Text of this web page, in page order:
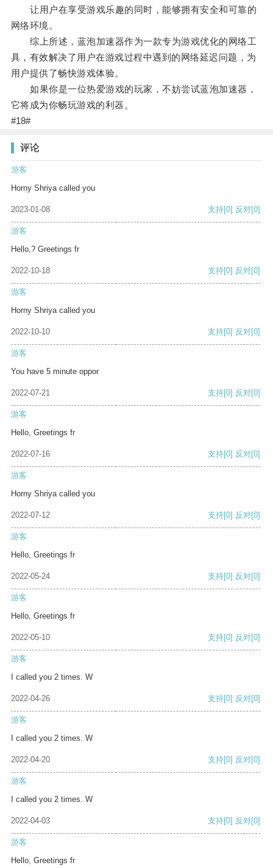
让用户在享受游戏乐趣的同时，能够拥有安全和可靠的
网络环境。
综上所述，蓝泡加速器作为一款专为游戏优化的网络工
具，有效解决了用户在游戏过程中遇到的网络延迟问题，为
用户提供了畅快游戏体验。
如果你是一位热爱游戏的玩家，不妨尝试蓝泡加速器，
它将成为你畅玩游戏的利器。
#18#
评论
游客
Horny Shriya called you
2023-01-08 支持[0] 反对[0]
游客
Hello,? Greetings fr
2022-10-18 支持[0] 反对[0]
游客
Horny Shriya called you
2022-10-10 支持[0] 反对[0]
游客
You have 5 minute oppor
2022-07-21 支持[0] 反对[0]
游客
Hello, Greetings fr
2022-07-16 支持[0] 反对[0]
游客
Horny Shriya called you
2022-07-12 支持[0] 反对[0]
游客
Hello, Greetings fr
2022-05-24 支持[0] 反对[0]
游客
Hello, Greetings fr
2022-05-10 支持[0] 反对[0]
游客
I called you 2 times. W
2022-04-26 支持[0] 反对[0]
游客
I called you 2 times. W
2022-04-20 支持[0] 反对[0]
游客
I called you 2 times. W
2022-04-03 支持[0] 反对[0]
游客
Hello, Greetings fr